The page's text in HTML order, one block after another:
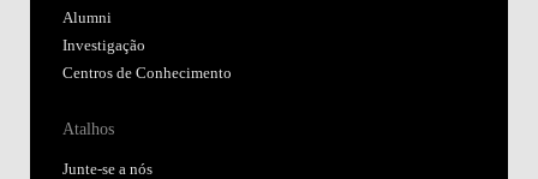
Alumni
Investigação
Centros de Conhecimento
Atalhos
Junte-se a nós